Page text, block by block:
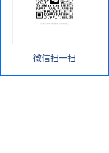
微信扫一扫